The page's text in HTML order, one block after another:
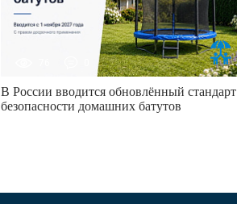
В России вводится обновлённый стандарт
безопасности домашних батутов